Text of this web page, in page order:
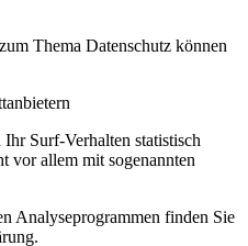
Thema Datenschutz können
Surf-Verhalten statistisch
vor allem mit sogenannten
Analyseprogrammen finden Sie